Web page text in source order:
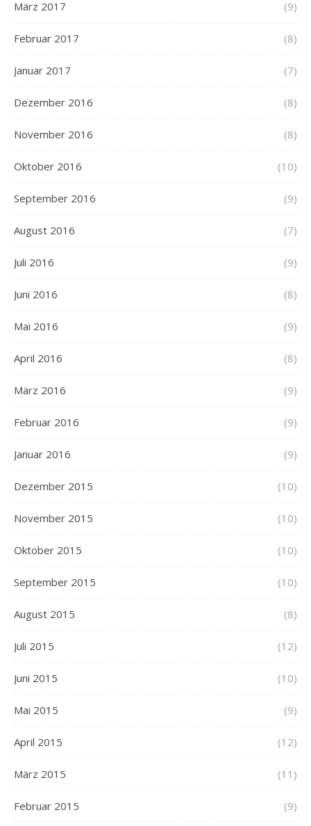
März 2017 (9)
Februar 2017 (8)
Januar 2017 (7)
Dezember 2016 (8)
November 2016 (8)
Oktober 2016 (10)
September 2016 (9)
August 2016 (7)
Juli 2016 (9)
Juni 2016 (8)
Mai 2016 (9)
April 2016 (8)
März 2016 (9)
Februar 2016 (9)
Januar 2016 (9)
Dezember 2015 (10)
November 2015 (10)
Oktober 2015 (10)
September 2015 (10)
August 2015 (8)
Juli 2015 (12)
Juni 2015 (10)
Mai 2015 (9)
April 2015 (12)
März 2015 (11)
Februar 2015 (9)